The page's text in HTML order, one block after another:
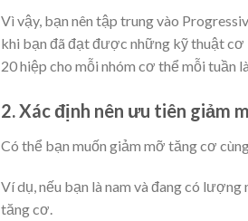
Vì vậy, bạn nên tập trung vào
khi bạn đã đạt được những kỹ thuật cơ
20 hiệp cho mỗi nhóm cơ thể mỗi tuần
2. Xác định nên ưu tiên giảm
Có thể bạn muốn giảm mỡ tăng cơ
Ví dụ, nếu bạn là nam và đang có
tăng cơ.